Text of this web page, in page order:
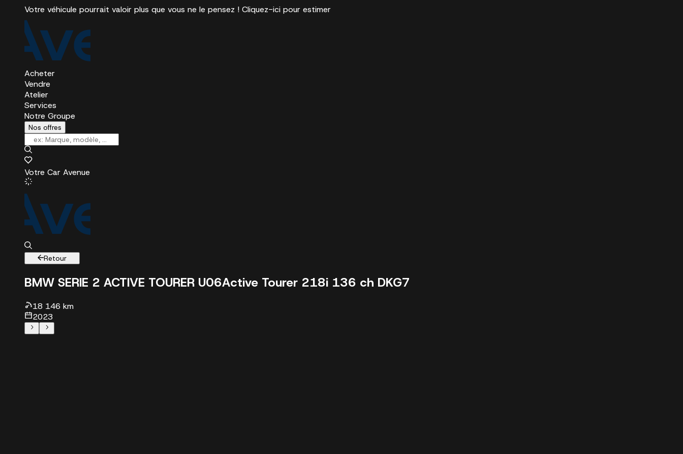
Votre véhicule pourrait valoir plus que vous ne le pensez ! Cliquez-ici pour estimer
Acheter
Vendre
Atelier
Services
Notre Groupe
Nos offres
Votre Car Avenue
Retour
BMW SERIE 2 ACTIVE TOURER U06Active Tourer 218i 136 ch DKG7
18 146 km
2023